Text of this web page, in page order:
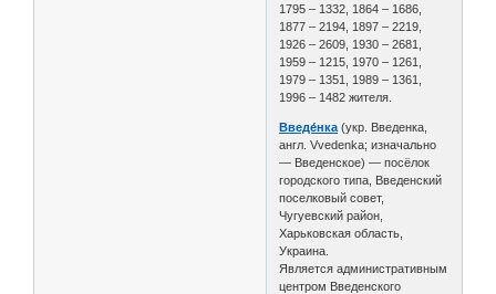
1795 – 1332, 1864 – 1686,
1877 – 2194, 1897 – 2219,
1926 – 2609, 1930 – 2681,
1959 – 1215, 1970 – 1261,
1979 – 1351, 1989 – 1361,
1996 – 1482 жителя.
Введе́нка (укр. Введенка,
англ. Vvedenka; изначально
— Введенское) — посёлок
городского типа, Введенский
поселковый совет,
Чугуевский район,
Харьковская область,
Украина.
Является административным
центром Введенского